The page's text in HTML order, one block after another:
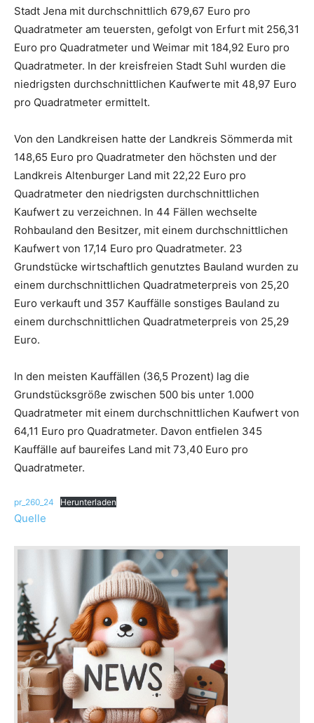
Stadt Jena mit durchschnittlich 679,67 Euro pro
Quadratmeter am teuersten, gefolgt von Erfurt mit 256,31
Euro pro Quadratmeter und Weimar mit 184,92 Euro pro
Quadratmeter. In der kreisfreien Stadt Suhl wurden die
niedrigsten durchschnittlichen Kaufwerte mit 48,97 Euro
pro Quadratmeter ermittelt.
Von den Landkreisen hatte der Landkreis Sömmerda mit
148,65 Euro pro Quadratmeter den höchsten und der
Landkreis Altenburger Land mit 22,22 Euro pro
Quadratmeter den niedrigsten durchschnittlichen
Kaufwert zu verzeichnen. In 44 Fällen wechselte
Rohbauland den Besitzer, mit einem durchschnittlichen
Kaufwert von 17,14 Euro pro Quadratmeter. 23
Grundstücke wirtschaftlich genutztes Bauland wurden zu
einem durchschnittlichen Quadratmeterpreis von 25,20
Euro verkauft und 357 Kauffälle sonstiges Bauland zu
einem durchschnittlichen Quadratmeterpreis von 25,29
Euro.
In den meisten Kauffällen (36,5 Prozent) lag die
Grundstücksgröße zwischen 500 bis unter 1.000
Quadratmeter mit einem durchschnittlichen Kaufwert von
64,11 Euro pro Quadratmeter. Davon entfielen 345
Kauffälle auf baureifes Land mit 73,40 Euro pro
Quadratmeter.
pr_260_24 Herunterladen
Quelle